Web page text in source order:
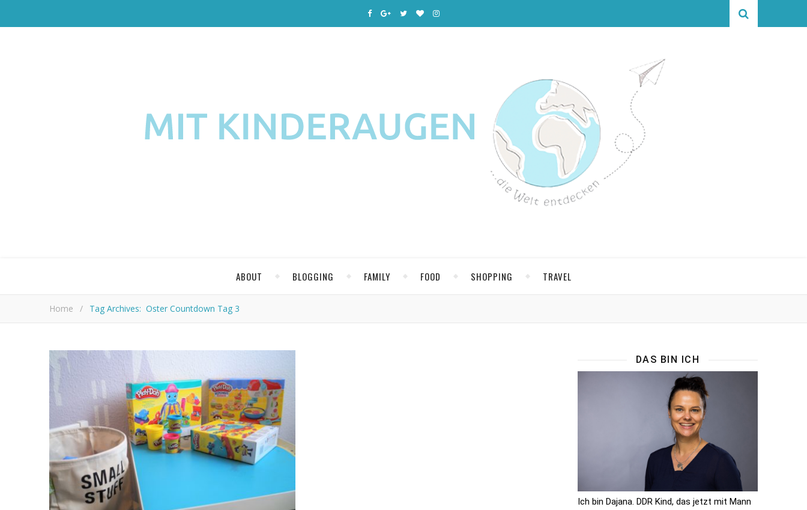
ABOUT BLOGGING FAMILY FOOD SHOPPING TRAVEL
Home / Tag Archives: Oster Countdown Tag 3
DAS BIN ICH
Ich bin Dajana. DDR Kind, das jetzt mit Mann